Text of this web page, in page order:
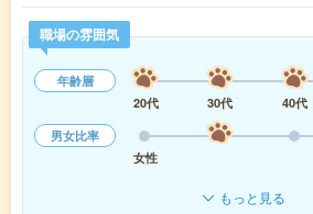
職場の雰囲気
年齢層
20代
30代 40代
男女比率
女性
もっと見る